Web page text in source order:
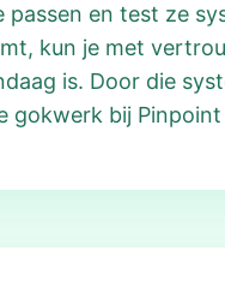
passen en test ze
kun je met
is. Door die
gokwerk bij